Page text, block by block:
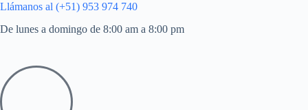
Llámanos al (+51) 953 974 740
De lunes a domingo de 8:00 am a 8:00 pm